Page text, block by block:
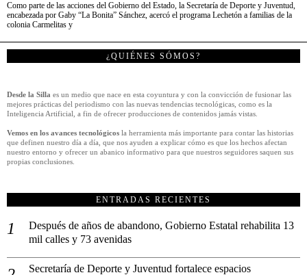
Como parte de las acciones del Gobierno del Estado, la Secretaría de Deporte y Juventud,
encabezada por Gaby “La Bonita” Sánchez, acercó el programa Lechetón a familias de la
colonia Carmelitas y
¿QUIÉNES SÓMOS?
Desde la Silla es un medio que nace en esta coyuntura y con la convicción de fusionar las
mejores prácticas del periodismo con las nuevas tendencias tecnológicas, como es la
Inteligencia Artificial, a fin de ofrecer producciones de contenidos jamás vistas.
Vemos en los avances tecnológicos la herramienta más importante para contar las historias
que definen nuestro día a día, que nos ayuden a explicar cómo es que los hechos afectan
nuestro entorno y ofrecer un abanico informativo para que nuestros seguidores saquen sus
propias conclusiones.
ENTRADAS RECIENTES
Después de años de abandono, Gobierno Estatal rehabilita 13
mil calles y 73 avenidas
Secretaría de Deporte y Juventud fortalece espacios